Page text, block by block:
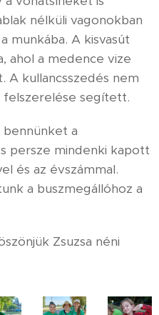
nélküli vagonokban
munkába. A kisvasút
ahol a medence vize
A kullancsszedés nem
segített.
a
persze mindenki kapott
és az évszámmal.
a buszmegállóhoz a
Zsuzsa néni